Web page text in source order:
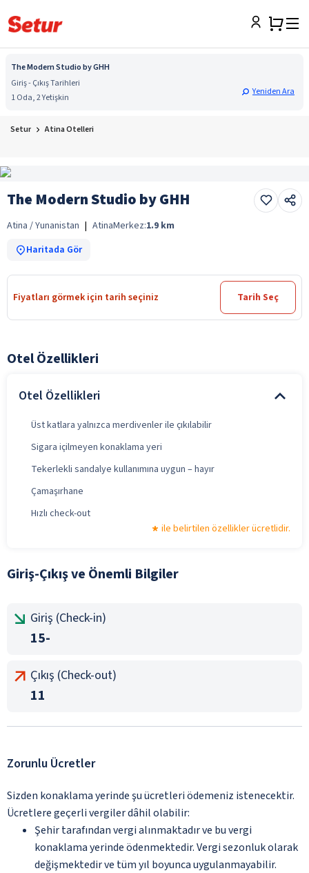
The Modern Studio by GHH
Giriş - Çıkış Tarihleri
1 Oda, 2 Yetişkin
Yeniden Ara
Setur Atina Otelleri
The Modern Studio by GHH
Atina / Yunanistan | AtinaMerkez:1.9 km
Haritada Gör
Fiyatları görmek için tarih seçiniz Tarih Seç
Otel Özellikleri
Otel Özellikleri
Üst katlara yalnızca merdivenler ile çıkılabilir
Sigara içilmeyen konaklama yeri
Tekerlekli sandalye kullanımına uygun – hayır
Çamaşırhane
Hızlı check-out
ile belirtilen özellikler ücretlidir.
Giriş-Çıkış ve Önemli Bilgiler
Giriş (Check-in)
15-
Çıkış (Check-out)
11
Zorunlu Ücretler
Sizden konaklama yerinde şu ücretleri ödemeniz istenecektir.
Ücretlere geçerli vergiler dâhil olabilir:
Şehir tarafından vergi alınmaktadır ve bu vergi
konaklama yerinde ödenmektedir. Vergi sezonluk olarak
değişmektedir ve tüm yıl boyunca uygulanmayabilir.